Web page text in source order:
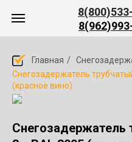
ПРОЕКТЫ
Главная /
Снегозадержатель
(красное вино)
Снегозадержатель